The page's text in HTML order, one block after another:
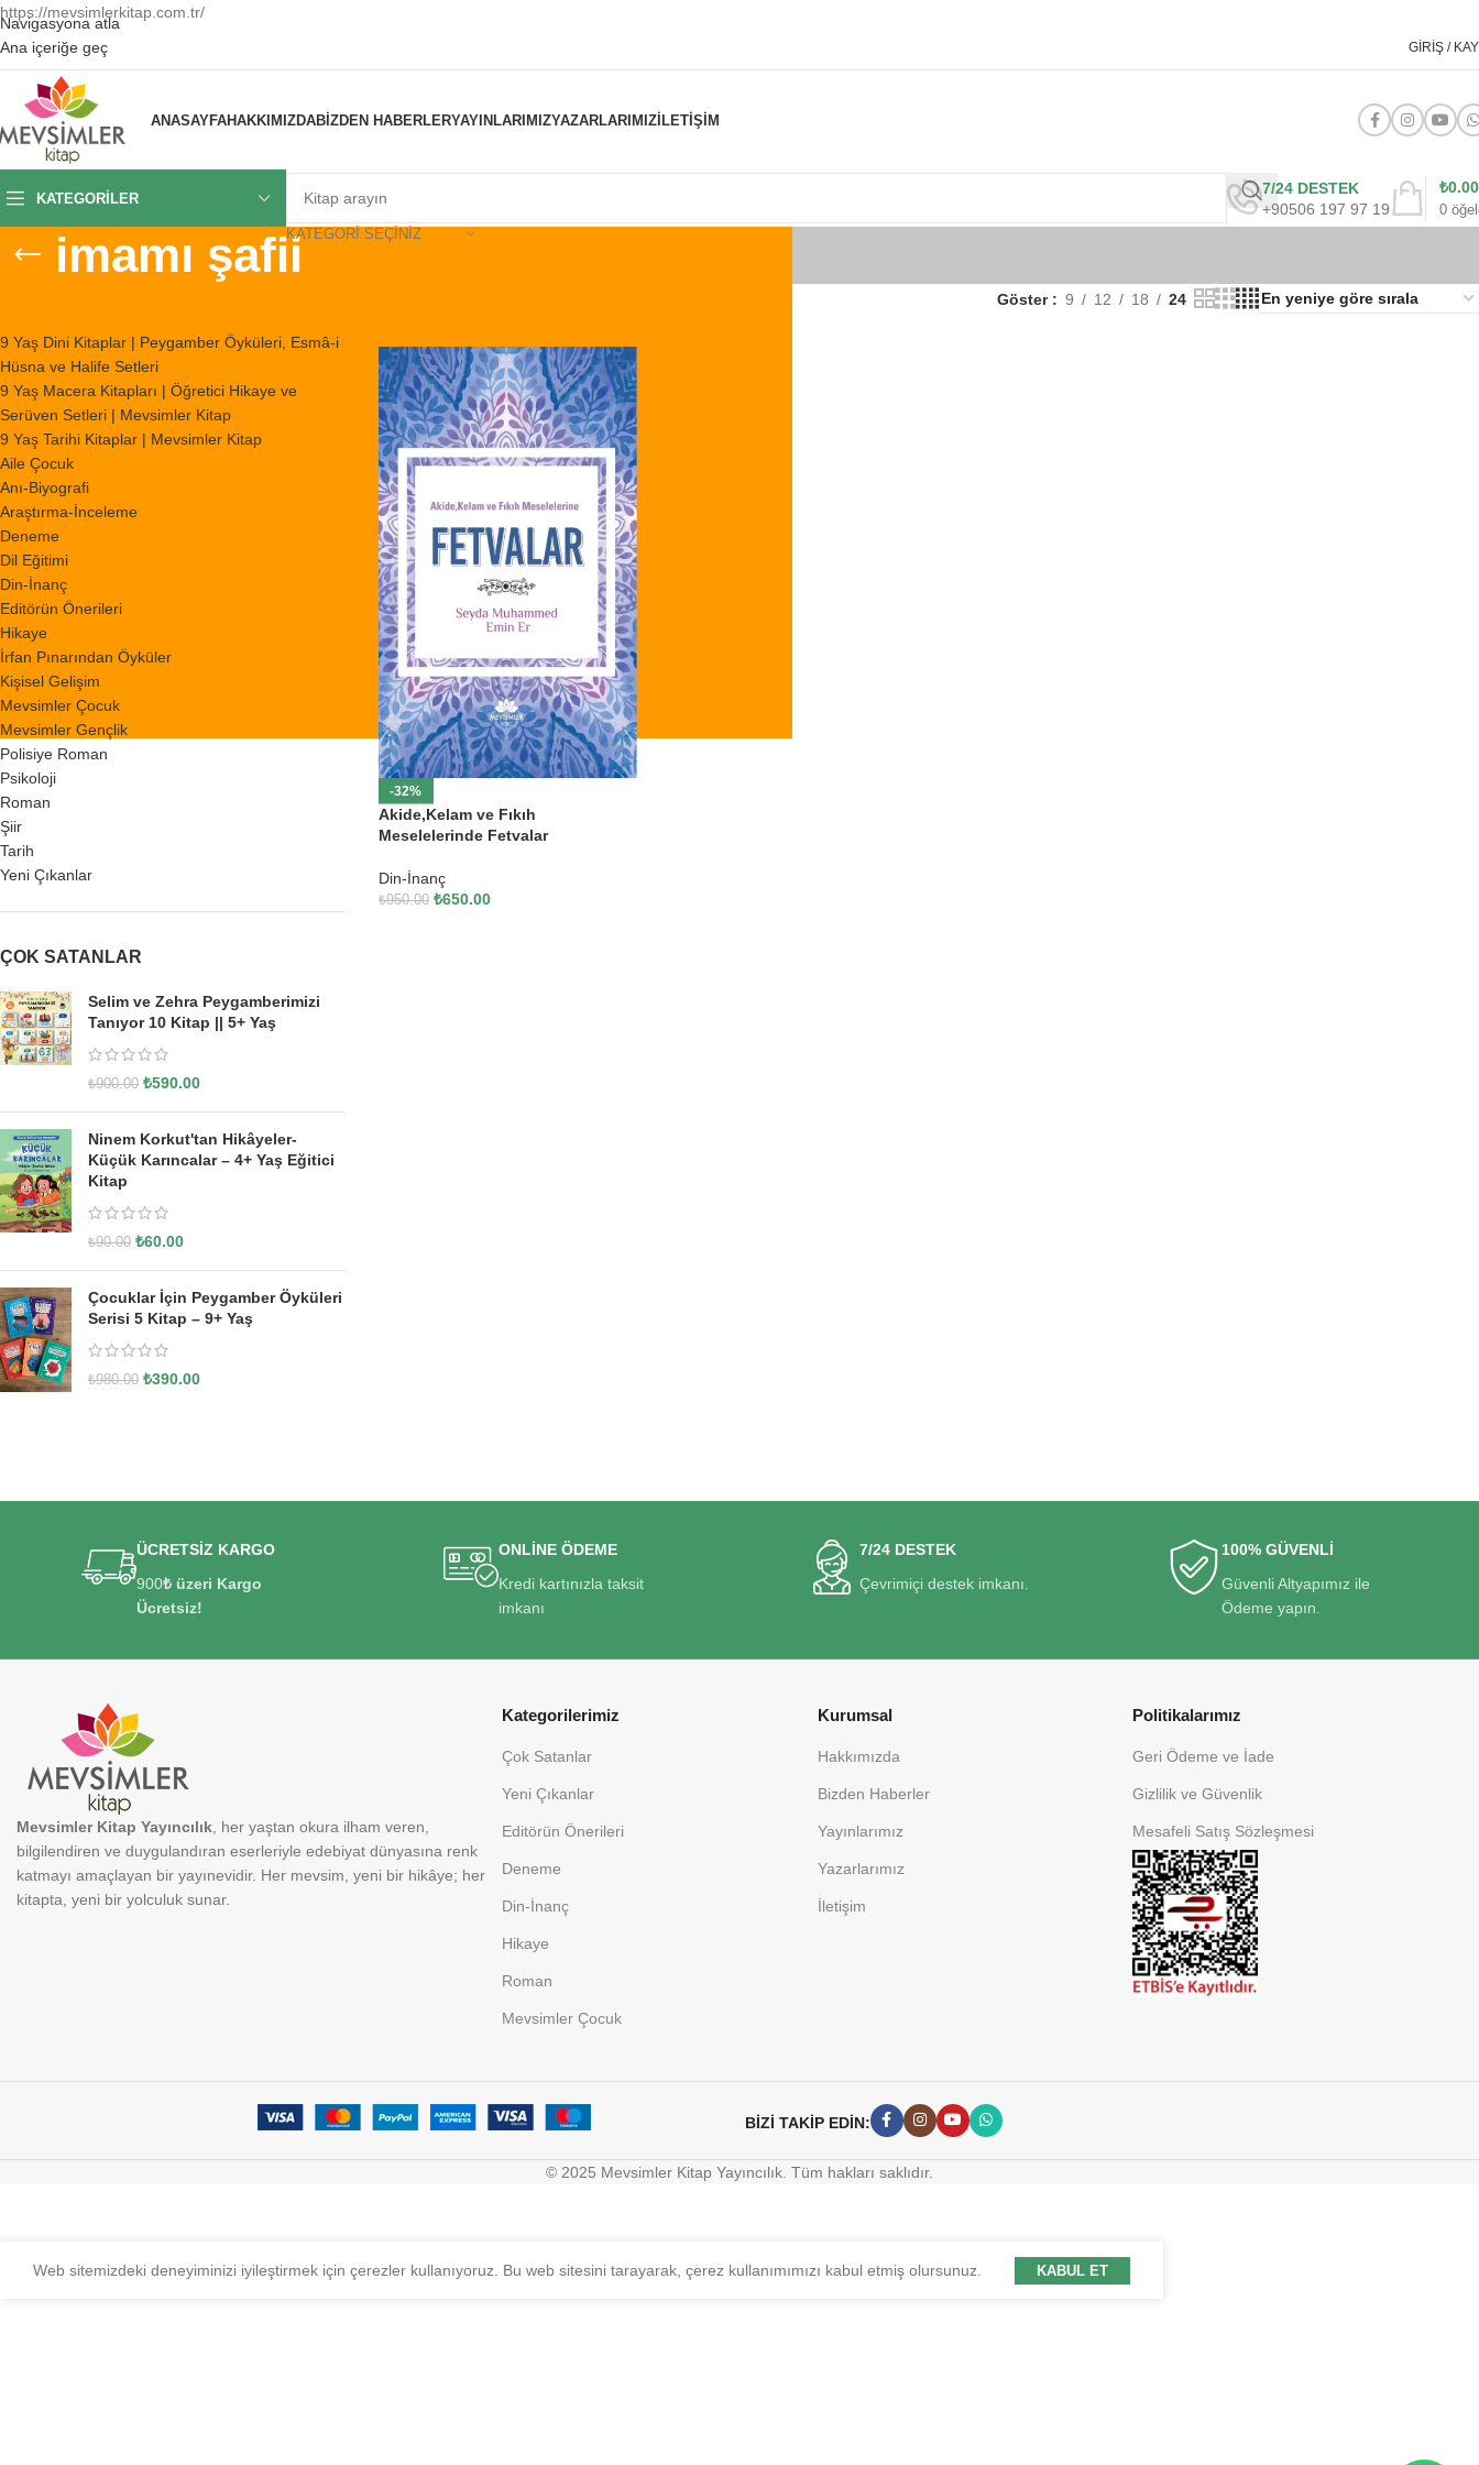
https://mevsimlerkitap.com.tr/
Navigasyona atla
Ana içeriğe geç
GIRIŞ /
ANASAYFAHAKKIMIZDABIZDEN HABERLERYAYINLARIMIZYAZARLARIMIZİLETIŞIM
KATEGORILER
KATEGORI SEÇINIZ
7/24 DESTEK
+90506 197 97 19
0
₺0.00
imamı şafii
9 Yaş Dini Kitaplar | Peygamber Öyküleri, Esmâ-i
Hüsna ve Halife Setleri
9 Yaş Macera Kitapları | Öğretici Hikaye ve
Serüven Setleri | Mevsimler Kitap
9 Yaş Tarihi Kitaplar | Mevsimler Kitap
Aile Çocuk
Anı-Biyografi
Araştırma-İnceleme
Deneme
Dil Eğitimi
Din-İnanç
Editörün Önerileri
Hikaye
İrfan Pınarından Öyküler
Kişisel Gelişim
Mevsimler Çocuk
Mevsimler Gençlik
Polisiye Roman
Psikoloji
Roman
Şiir
Tarih
Yeni Çıkanlar
ÇOK SATANLAR
Selim ve Zehra Peygamberimizi
Tanıyor 10 Kitap || 5+ Yaş
₺900.00 ₺590.00
Ninem Korkut'tan Hikâyeler-
Küçük Karıncalar – 4+ Yaş Eğitici
Kitap
₺90.00 ₺60.00
Çocuklar İçin Peygamber Öyküleri
Serisi 5 Kitap – 9+ Yaş
₺980.00 ₺390.00
Göster 9 12 18 24
-32%
Akide,Kelam ve Fıkıh
Meselelerinde Fetvalar
Din-İnanç
₺950.00 ₺650.00
ÜCRETSİZ KARGO
900₺ üzeri Kargo
Ücretsiz!
ONLİNE ÖDEME
Kredi kartınızla taksit
imkanı
7/24 DESTEK
Çevrimiçi destek imkanı.
100% GÜVENLİ
Güvenli Altyapımız ile
Ödeme yapın.
Kategorilerimiz
Çok Satanlar
Yeni Çıkanlar
Editörün Önerileri
Deneme
Din-İnanç
Hikaye
Roman
Mevsimler Çocuk
Kurumsal
Hakkımızda
Bizden Haberler
Yayınlarımız
Yazarlarımız
İletişim
Politikalarımız
Geri Ödeme ve İade
Gizlilik ve Güvenlik
Mesafeli Satış Sözleşmesi
Mevsimler Kitap Yayıncılık , her yaştan okura ilham veren,
bilgilendiren ve duygulandıran eserleriyle edebiyat dünyasına renk
katmayı amaçlayan bir yayınevidir. Her mevsim, yeni bir hikâye; her
kitapta, yeni bir yolculuk sunar.
BİZİ TAKİP EDİN:
© 2025 Mevsimler Kitap Yayıncılık. Tüm hakları saklıdır.
Web sitemizdeki deneyiminizi iyileştirmek için çerezler kullanıyoruz. Bu web sitesini tarayarak, çerez kullanımımızı kabul etmiş olursunuz. KABUL ET